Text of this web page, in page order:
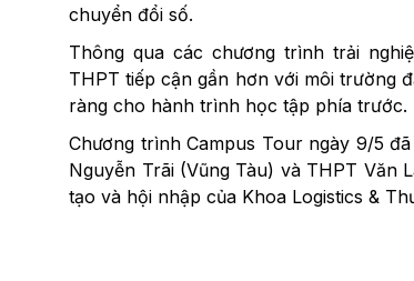
chuyển đổi số.
Thông qua các chương trình trải
THPT tiếp cận gần hơn với môi trường
ràng cho hành trình học tập phía trước.
Chương trình Campus Tour ngày 9/5
Nguyễn Trãi (Vũng Tàu) và THPT Văn
tạo và hội nhập của Khoa Logistics &